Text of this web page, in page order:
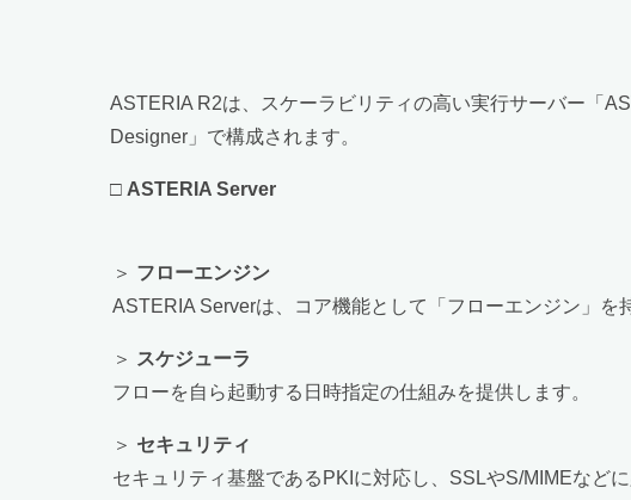
ASTERIA R2は、スケーラビリティの高い実行サーバー「
Designer」で構成されます。
□ ASTERIA Server
＞ フローエンジン
ASTERIA Serverは、コア機能として「フローエンジン」を
＞ スケジューラ
フローを自ら起動する日時指定の仕組みを提供します。
＞ セキュリティ
セキュリティ基盤であるPKIに対応し、SSLやS/MIMEなど